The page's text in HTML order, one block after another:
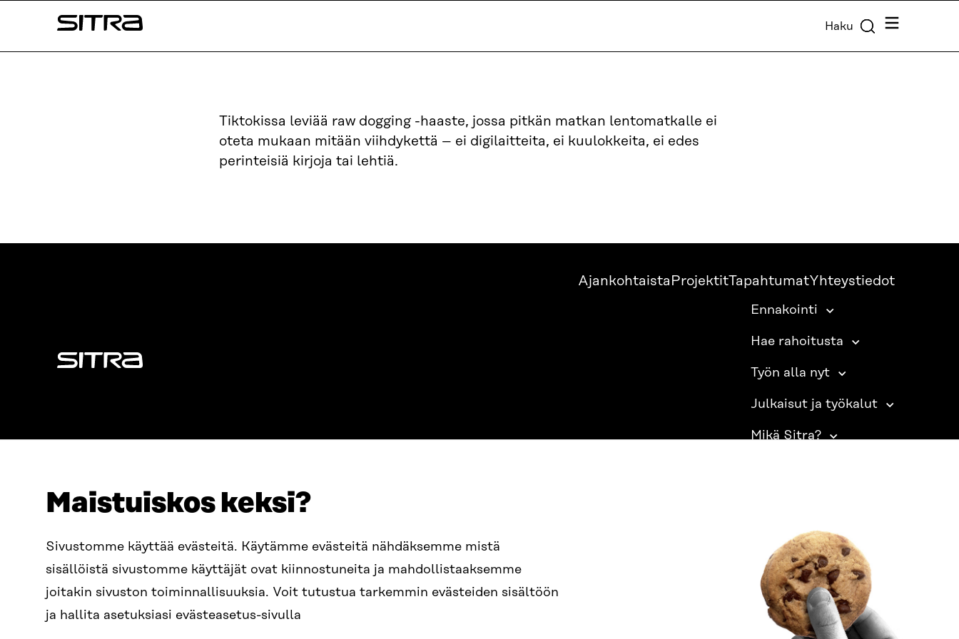
Maistuiskos keksi?
Sivustomme käyttää evästeitä. Käytämme evästeitä nähdäksemme mistä
sisällöistä sivustomme käyttäjät ovat kiinnostuneita ja mahdollistaaksemme
joitakin sivuston toiminnallisuuksia. Voit tutustua tarkemmin evästeiden sisältöön
ja hallita asetuksiasi evästeasetus-sivulla
sisältöön
Sitra Haku Valikko
Tiktokissa leviää raw dogging -haaste, jossa pitkän matkan lentomatkalle ei
oteta mukaan mitään viihdykettä – ei digilaitteita, ei kuulokkeita, ei edes
perinteisiä kirjoja tai lehtiä.
Sitra
Ajankohtaista ProjektitTapahtumatYhteystiedot
Ennakointi
Hae rahoitusta
Työn alla nyt
Julkaisut ja työkalut
Mikä Sitra?
Itämerenkatu 11-13, PL 160,
00181 Helsinki
Saapumisohjeet
Y-TUNNUS
+358 294 618 991
SÄHKÖPOSTI
etunimi.sukunimi@sitra.fi
SITRA SOSIAALISESSA MEDIASSA